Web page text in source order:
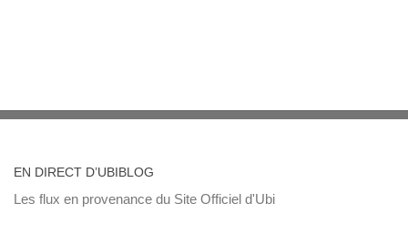
EN DIRECT D’UBIBLOG
Les flux en provenance du Site Officiel d'Ubi